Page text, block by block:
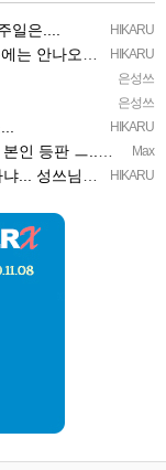
HIKARU
일은....
HIKARU
같은.....ㅎ ㅎ)
은성쓰
은성쓰
HIKARU
Max
등판 ㅡ..ㅡy~
HIKARU
이 계셨다!!!...